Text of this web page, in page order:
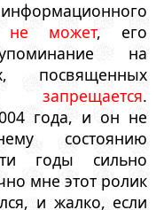
информационного
не может, его
на
посвященных
запрещается.
года, и он не
состоянию
годы сильно
мне этот ролик
и жалко, если